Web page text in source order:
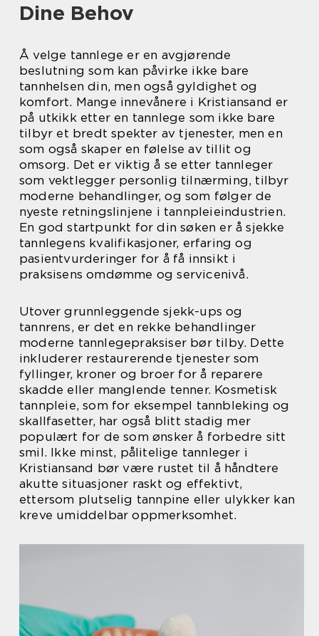
Dine Behov
Å velge tannlege er en avgjørende
beslutning som kan påvirke ikke bare
tannhelsen din, men også gyldighet og
komfort. Mange innevånere i Kristiansand er
på utkikk etter en tannlege som ikke bare
tilbyr et bredt spekter av tjenester, men en
som også skaper en følelse av tillit og
omsorg. Det er viktig å se etter tannleger
som vektlegger personlig tilnærming, tilbyr
moderne behandlinger, og som følger de
nyeste retningslinjene i tannpleieindustrien.
En god startpunkt for din søken er å sjekke
tannlegens kvalifikasjoner, erfaring og
pasientvurderinger for å få innsikt i
praksisens omdømme og servicenivå.
Utover grunnleggende sjekk-ups og
tannrens, er det en rekke behandlinger
moderne tannlegepraksiser bør tilby. Dette
inkluderer restaurerende tjenester som
fyllinger, kroner og broer for å reparere
skadde eller manglende tenner. Kosmetisk
tannpleie, som for eksempel tannbleking og
skallfasetter, har også blitt stadig mer
populært for de som ønsker å forbedre sitt
smil. Ikke minst, pålitelige tannleger i
Kristiansand bør være rustet til å håndtere
akutte situasjoner raskt og effektivt,
ettersom plutselig tannpine eller ulykker kan
kreve umiddelbar oppmerksomhet.